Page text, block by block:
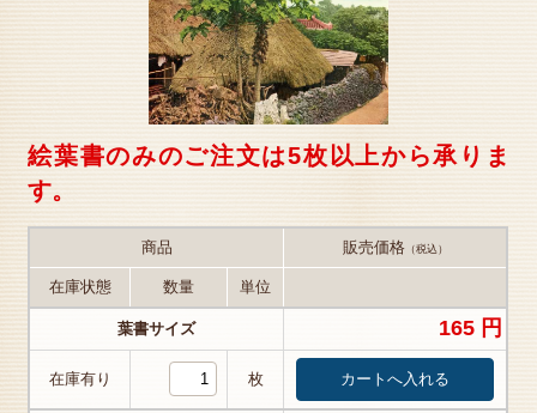
絵葉書のみのご注文は5枚以上から承りま
す。
商品 販売価格（税込）
在庫状態 数量 単位
葉書サイズ 165 円
在庫有り 枚